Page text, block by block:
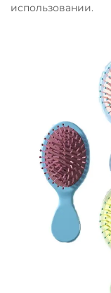
использовании.